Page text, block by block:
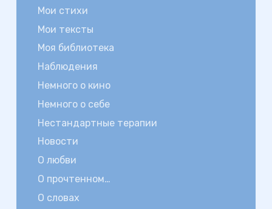
Мои стихи
Мои тексты
Моя библиотека
Наблюдения
Немного о кино
Немного о себе
Нестандартные терапии
Новости
О любви
О прочтенном…
О словах